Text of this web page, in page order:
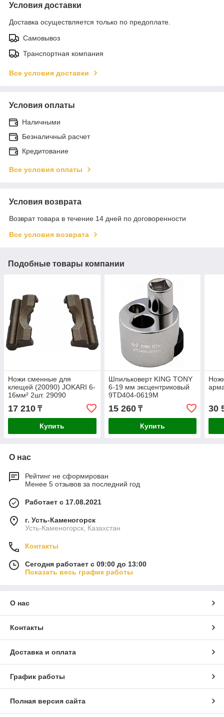
Условия доставки
Доставка осуществляется только по предоплате.
Самовывоз
Транспортная компания
Все условия доставки
Условия оплаты
Наличными
Безналичный расчет
Кредитование
Все условия оплаты
Условия возврата
Возврат товара в течение 14 дней по договоренности
Все условия возврата
Подобные товары компании
Ножи сменные для
клещей (20090) JOKARI 6-
16мм² 2шт. 29090
17 210 ₸
Купить
Шпильковерт KING TONY
6-19 мм эксцентриковый
9TD404-0619M
15 260₸
Купить
30
О нас
Рейтинг не сформирован
Менее 5 отзывов за последний год
Работает с 17.08.2021
г. Усть-Каменогорск
Усть-Каменогорск, Казахстан
Контакты
Сегодня работает с 09:00 до 13:00
Показать весь график работы
О нас
Контакты
Доставка и оплата
График работы
Полная версия сайта